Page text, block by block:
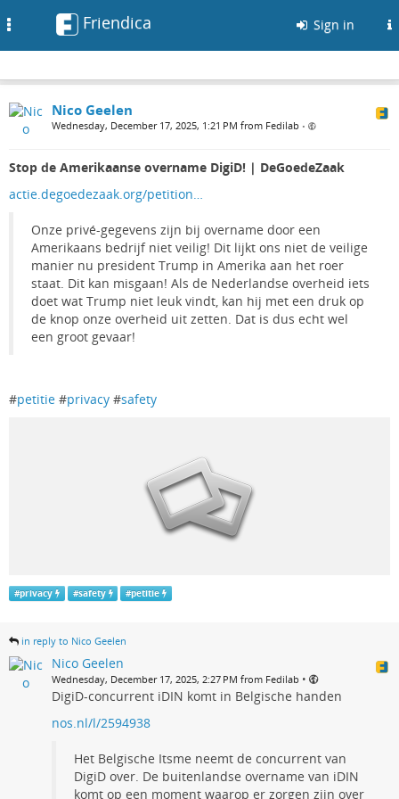
Friendica Sign in
Nico Geelen
Wednesday, December 17, 2025, 1:21 PM from Fedilab •
Stop de Amerikaanse overname DigiD! | DeGoedeZaak
actie.degoedezaak.org/petition…
Onze privé-gegevens zijn bij overname door een
Amerikaans bedrijf niet veilig! Dit lijkt ons niet de veilige
manier nu president Trump in Amerika aan het roer
staat. Dit kan misgaan! Als de Nederlandse overheid iets
doet wat Trump niet leuk vindt, kan hij met een druk op
de knop onze overheid uit zetten. Dat is dus echt wel
een groot gevaar!
#petitie #privacy #safety
#privacy #safety #petitie
in reply to Nico Geelen
Nico Geelen
Wednesday, December 17, 2025, 2:27 PM from Fedilab •
DigiD-concurrent iDIN komt in Belgische handen
nos.nl/l/2594938
Het Belgische Itsme neemt de concurrent van
DigiD over. De buitenlandse overname van iDIN
komt op een moment waarop er zorgen zijn over